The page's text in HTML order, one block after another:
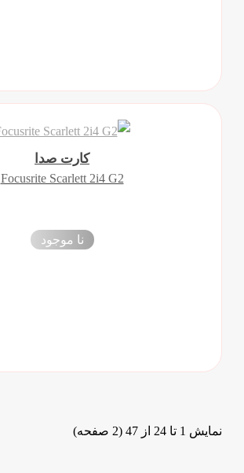
کارت صدا
Focusrite Scarlett 2i4 G2
نا موجود
نمايش 1 تا 24 از 47 (2 صفحه)